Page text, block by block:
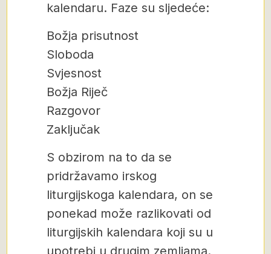
kalendaru. Faze su sljedeće:
Božja prisutnost
Sloboda
Svjesnost
Božja Riječ
Razgovor
Zaključak
S obzirom na to da se
pridržavamo irskog
liturgijskoga kalendara, on se
ponekad može razlikovati od
liturgijskih kalendara koji su u
upotrebi u drugim zemljama.